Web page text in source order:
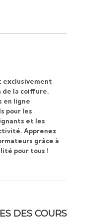
exclusivement
de la coiffure.
en ligne
pour les
et les
Apprenez
grâce à
pour tous !
DES COURS